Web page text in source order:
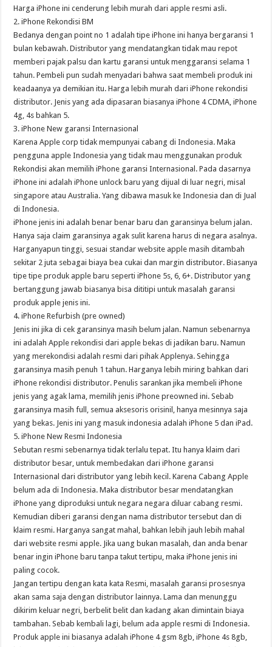
Harga iPhone ini cenderung lebih murah dari apple resmi asli.
2. iPhone Rekondisi BM
Bedanya dengan point no 1 adalah tipe iPhone ini hanya bergaransi 1
bulan kebawah. Distributor yang mendatangkan tidak mau repot
memberi pajak palsu dan kartu garansi untuk menggaransi selama 1
tahun. Pembeli pun sudah menyadari bahwa saat membeli produk ini
keadaanya ya demikian itu. Harga lebih murah dari iPhone rekondisi
distributor. Jenis yang ada dipasaran biasanya iPhone 4 CDMA, iPhone
4g, 4s bahkan 5.
3. iPhone New garansi Internasional
Karena Apple corp tidak mempunyai cabang di Indonesia. Maka
pengguna apple Indonesia yang tidak mau menggunakan produk
Rekondisi akan memilih iPhone garansi Internasional. Pada dasarnya
iPhone ini adalah iPhone unlock baru yang dijual di luar negri, misal
singapore atau Australia. Yang dibawa masuk ke Indonesia dan di Jual
di Indonesia.
iPhone jenis ini adalah benar benar baru dan garansinya belum jalan.
Hanya saja claim garansinya agak sulit karena harus di negara asalnya.
Harganyapun tinggi, sesuai standar website apple masih ditambah
sekitar 2 juta sebagai biaya bea cukai dan margin distributor. Biasanya
tipe tipe produk apple baru seperti iPhone 5s, 6, 6+. Distributor yang
bertanggung jawab biasanya bisa dititipi untuk masalah garansi
produk apple jenis ini.
4. iPhone Refurbish (pre owned)
Jenis ini jika di cek garansinya masih belum jalan. Namun sebenarnya
ini adalah Apple rekondisi dari apple bekas di jadikan baru. Namun
yang merekondisi adalah resmi dari pihak Applenya. Sehingga
garansinya masih penuh 1 tahun. Harganya lebih miring bahkan dari
iPhone rekondisi distributor. Penulis sarankan jika membeli iPhone
jenis yang agak lama, memilih jenis iPhone preowned ini. Sebab
garansinya masih full, semua aksesoris orisinil, hanya mesinnya saja
yang bekas. Jenis ini yang masuk indonesia adalah iPhone 5 dan iPad.
5. iPhone New Resmi Indonesia
Sebutan resmi sebenarnya tidak terlalu tepat. Itu hanya klaim dari
distributor besar, untuk membedakan dari iPhone garansi
Internasional dari distributor yang lebih kecil. Karena Cabang Apple
belum ada di Indonesia. Maka distributor besar mendatangkan
iPhone yang diproduksi untuk negara negara diluar cabang resmi.
Kemudian diberi garansi dengan nama distributor tersebut dan di
klaim resmi. Harganya sangat mahal, bahkan lebih jauh lebih mahal
dari website resmi apple. Jika uang bukan masalah, dan anda benar
benar ingin iPhone baru tanpa takut tertipu, maka iPhone jenis ini
paling cocok.
Jangan tertipu dengan kata kata Resmi, masalah garansi prosesnya
akan sama saja dengan distributor lainnya. Lama dan menunggu
dikirim keluar negri, berbelit belit dan kadang akan dimintain biaya
tambahan. Sebab kembali lagi, belum ada apple resmi di Indonesia.
Produk apple ini biasanya adalah iPhone 4 gsm 8gb, iPhone 4s 8gb,